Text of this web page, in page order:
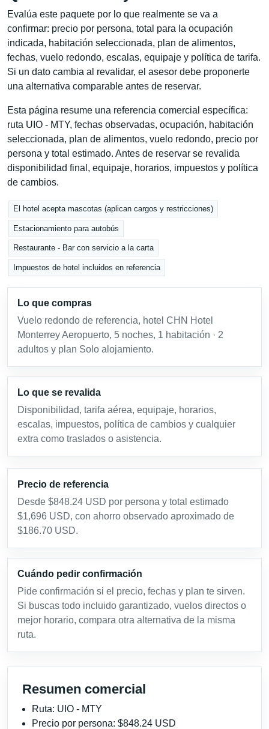
Evalúa este paquete por lo que realmente se va a
confirmar: precio por persona, total para la ocupación
indicada, habitación seleccionada, plan de alimentos,
fechas, vuelo redondo, escalas, equipaje y política de tarifa.
Si un dato cambia al revalidar, el asesor debe proponerte
una alternativa comparable antes de reservar.
Esta página resume una referencia comercial específica:
ruta UIO - MTY, fechas observadas, ocupación, habitación
seleccionada, plan de alimentos, vuelo redondo, precio por
persona y total estimado. Antes de reservar se revalida
disponibilidad final, equipaje, horarios, impuestos y política
de cambios.
El hotel acepta mascotas (aplican cargos y restricciones)
Estacionamiento para autobús
Restaurante - Bar con servicio a la carta
Impuestos de hotel incluidos en referencia
Lo que compras
Vuelo redondo de referencia, hotel CHN Hotel
Monterrey Aeropuerto, 5 noches, 1 habitación · 2
adultos y plan Solo alojamiento.
Lo que se revalida
Disponibilidad, tarifa aérea, equipaje, horarios,
escalas, impuestos, política de cambios y cualquier
extra como traslados o asistencia.
Precio de referencia
Desde $848.24 USD por persona y total estimado
$1,696 USD, con ahorro observado aproximado de
$186.70 USD.
Cuándo pedir confirmación
Pide confirmación si el precio, fechas y plan te sirven.
Si buscas todo incluido garantizado, vuelos directos o
mejor horario, compara otra alternativa de la misma
ruta.
Resumen comercial
Ruta: UIO - MTY
Precio por persona: $848.24 USD